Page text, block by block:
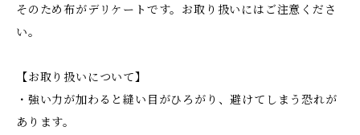
そのため布がデリケートです。お取り扱いにはご注意くださ
い。
【お取り扱いについて】
・強い力が加わると縫い目がひろがり、避けてしまう恐れが
あります。